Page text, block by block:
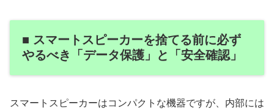
■ スマートスピーカーを捨てる前に必ず
やるべき「データ保護」と「安全確認」
スマートスピーカーはコンパクトな機器ですが、内部には